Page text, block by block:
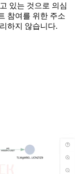
있는 것으로 의심
참여를 위한 주소
하지 않습니다.